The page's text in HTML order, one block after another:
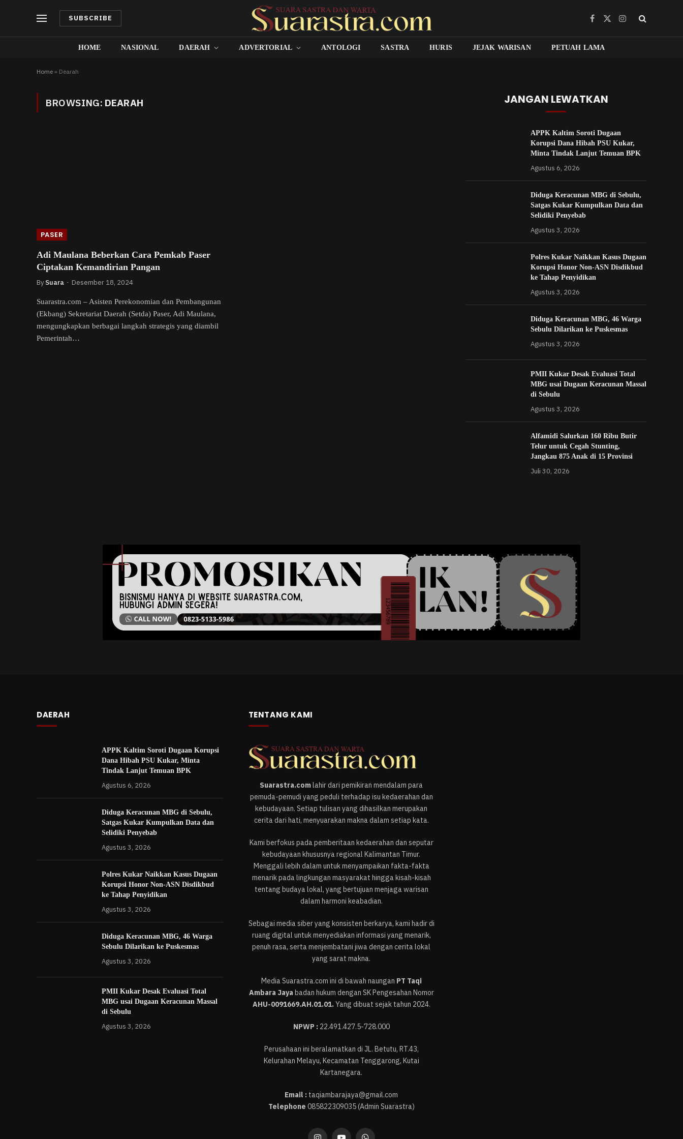
SUBSCRIBE Facebook
X
Instagram
HOME NASIONAL DAERAH ADVERTORIAL ANTOLOGI SASTRA HURIS JEJAK WARISAN PETUAH LAMA
Home » Dearah
BROWSING: DEARAH
PASER
Adi Maulana Beberkan Cara Pemkab Paser
Ciptakan Kemandirian Pangan
By Suara Desember 18, 2024
Suarastra.com – Asisten Perekonomian dan Pembangunan
(Ekbang) Sekretariat Daerah (Setda) Paser, Adi Maulana,
mengungkapkan berbagai langkah strategis yang diambil
Pemerintah…
JANGAN LEWATKAN
APPK Kaltim Soroti Dugaan
Korupsi Dana Hibah PSU Kukar,
Minta Tindak Lanjut Temuan BPK
Agustus 6, 2026
Diduga Keracunan MBG di Sebulu,
Satgas Kukar Kumpulkan Data dan
Selidiki Penyebab
Agustus 3, 2026
Polres Kukar Naikkan Kasus Dugaan
Korupsi Honor Non-ASN Disdikbud
ke Tahap Penyidikan
Agustus 3, 2026
Diduga Keracunan MBG, 46 Warga
Sebulu Dilarikan ke Puskesmas
Agustus 3, 2026
PMII Kukar Desak Evaluasi Total
MBG usai Dugaan Keracunan Massal
di Sebulu
Agustus 3, 2026
Alfamidi Salurkan 160 Ribu Butir
Telur untuk Cegah Stunting,
Jangkau 875 Anak di 15 Provinsi
Juli 30, 2026
DAERAH
APPK Kaltim Soroti Dugaan Korupsi
Dana Hibah PSU Kukar, Minta
Tindak Lanjut Temuan BPK
Agustus 6, 2026
Diduga Keracunan MBG di Sebulu,
Satgas Kukar Kumpulkan Data dan
Selidiki Penyebab
Agustus 3, 2026
Polres Kukar Naikkan Kasus Dugaan
Korupsi Honor Non-ASN Disdikbud
ke Tahap Penyidikan
Agustus 3, 2026
Diduga Keracunan MBG, 46 Warga
Sebulu Dilarikan ke Puskesmas
Agustus 3, 2026
PMII Kukar Desak Evaluasi Total
MBG usai Dugaan Keracunan Massal
di Sebulu
Agustus 3, 2026
TENTANG KAMI
Suarastra.comlahir dari pemikiran mendalam para
pemuda-pemudi yang peduli terhadap isu kedaerahan dan
kebudayaan. Setiap tulisan yang dihasilkan merupakan
cerita dari hati, menyuarakan makna dalam setiap kata.
Kami berfokus pada pemberitaan kedaerahan dan seputar
kebudayaan khususnya regional Kalimantan Timur.
Menggali lebih dalam untuk menyampaikan fakta-fakta
menarik pada lingkungan masyarakat hingga kisah-kisah
tentang budaya lokal, yang bertujuan menjaga warisan
dalam harmoni keabadian.
Sebagai media siber yang konsisten berkarya, kami hadir di
ruang digital untuk menyediakan informasi yang menarik,
penuh rasa, serta menjembatani jiwa dengan cerita lokal
yang sarat makna.
Media Suarastra.com ini di bawah naungan PT Taqi
Ambara Jaya badan hukum dengan SK Pengesahan Nomor
AHU-0091669.AH.01.01.Yang dibuat sejak tahun 2024.
NPWP :22.491.427.5-728.000
Perusahaan ini beralamatkan di JL. Betutu, RT.43,
Kelurahan Melayu, Kecamatan Tenggarong, Kutai
Kartanegara.
Email : taqiambarajaya@gmail.com
Telephone 085822309035 (Admin Suarastra)